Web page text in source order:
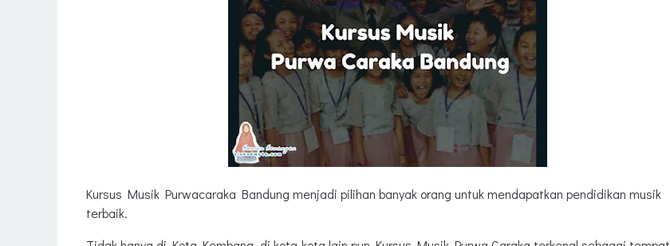
Kursus Musik Purwacaraka Bandung menjadi pilihan banyak orang untuk mendapatkan pendidikan musik
terbaik.